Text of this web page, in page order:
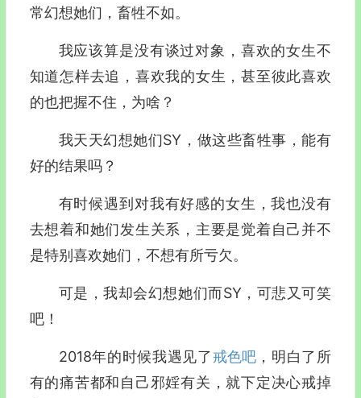
常幻想她们，畜牲不如。
我应该算是没有谈过对象，喜欢的女生不
知道怎样去追，喜欢我的女生，甚至彼此喜欢
的也把握不住，为啥？
我天天幻想她们SY，做这些畜牲事，能有
好的结果吗？
有时候遇到对我有好感的女生，我也没有
去想着和她们发生关系，主要是觉着自己并不
是特别喜欢她们，不想有所亏欠。
可是，我却会幻想她们而SY，可悲又可笑
吧！
2018年的时候我遇见了戒色吧，明白了所
有的痛苦都和自己邪婬有关，就下定决心戒掉